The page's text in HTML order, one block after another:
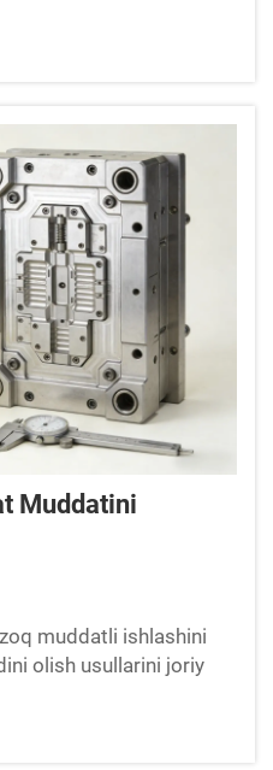
katta miqdorda
eritilgan polimerlarni
siqib chiqarish
Muddatini
muddatli ishlashini
olish usullarini joriy
moylash va
tozalash
shakllantirish bo'shlig'i